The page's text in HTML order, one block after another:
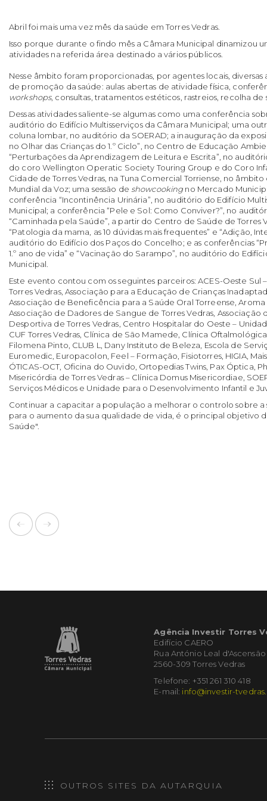
Abril foi mais uma vez mês da saúde em Torres Vedras.
Isso porque durante o findo mês a Câmara Municipal dinamizou
atividades na referida área destinado a vários públicos.
Nesse âmbito foram proporcionadas, por agentes locais,
de promoção da saúde: aulas abertas de atividade física,
workshops, consultas, tratamentos estéticos, rastreios, recolha de
Dessas atividades saliente-se algumas como uma conferência
auditório do Edifício Multisserviços da Câmara Municipal; uma
coluna lombar, no auditório da SOERAD; a inauguração da
no Olhar das Crianças do 1.º Ciclo”, no Centro de Educação
“Perturbações da Aprendizagem de Leitura e Escrita”, no
do coro Wellington Operatic Society Touring Group e do Coro
Cidade de Torres Vedras, na Tuna Comercial Torriense, no
Mundial da Voz; uma sessão de showcooking no Mercado
conferência “Incontinência Urinária”, no auditório do Edifício
Municipal; a conferência “Pele e Sol: Como Conviver?”, no
“Caminhada pela Saúde”, a partir do Centro de Saúde de Torres
“Patologia da mama, as 10 dúvidas mais frequentes” e “Adição,
auditório do Edifício dos Paços do Concelho; e as conferências
1.º ano de vida” e “Vacinação do Sarampo”, no auditório do
Municipal.
Este evento contou com os seguintes parceiros: ACES-Oeste Sul
Torres Vedras, Associação para a Educação de Crianças
Associação de Beneficência para a Saúde Oral Torreense, Aroma
Associação de Dadores de Sangue de Torres Vedras, Associação
Desportiva de Torres Vedras, Centro Hospitalar do Oeste –
CUF Torres Vedras, Clínica de São Mamede, Clínica
Filomena Pinto, CLUB L, Dany Instituto de Beleza, Escola de
Euromedic, Europacolon, Feel – Formação, Fisiotorres, HIGIA,
ÓTICAS-OCT, Oficina do Ouvido, Ortopedias Twins, Pax Óptica,
Misericórdia de Torres Vedras – Clínica Domus Misericordiae,
Serviços Médicos e Unidade para o Desenvolvimento Infantil e
Continuar a capacitar a população a melhorar o controlo sobre a
para o aumento da sua qualidade de vida, é o principal objetivo
Saúde".
Agência Investir Torres
Edifício CAERO
Rua António Leal d'Ascensão
2560-309 Torres Vedras
Telefone: +351 261 310 418
E-mail: info@investir-
OUTROS SITES DA AUTARQUIA